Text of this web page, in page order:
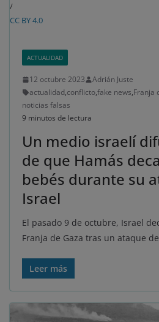
/
CC BY 4.0
ACTUALIDAD
12 octubre 2023
Adrián Juste
actualidad,conflicto,fake news,Franja
noticias falsas
9 minutos de lectura
Un medio israelí
de que Hamás
bebés durante su
Israel
El pasado 9 de octubre, Israel
Franja de Gaza tras un ataque
Leer más